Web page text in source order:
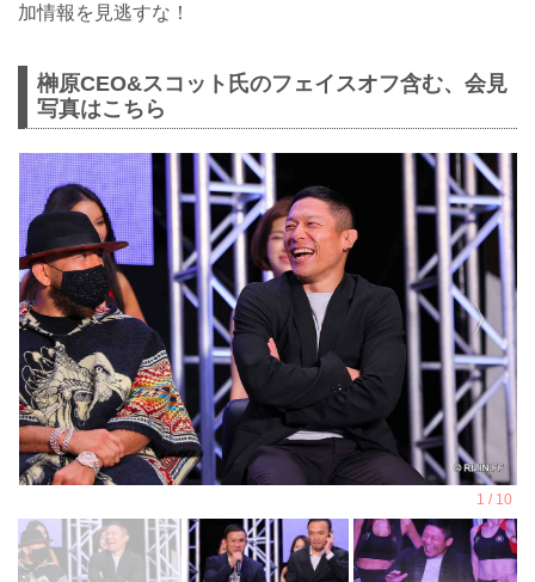
加情報を見逃すな！
榊原CEO&スコット氏のフェイスオフ含む、会見
写真はこちら